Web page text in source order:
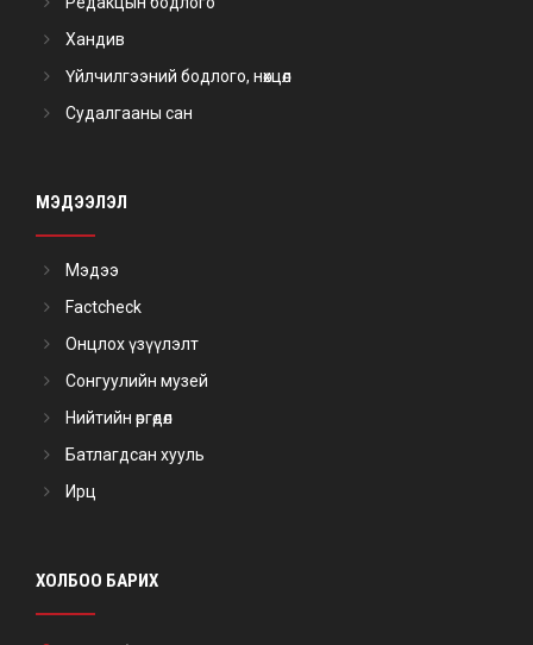
Хандив
Үйлчилгээний бодлого, нөхцөл
Судалгааны сан
МЭДЭЭЛЭЛ
Мэдээ
Factcheck
Онцлох үзүүлэлт
Сонгуулийн музей
Нийтийн өргөдөл
Батлагдсан хууль
Ирц
ХОЛБОО БАРИХ